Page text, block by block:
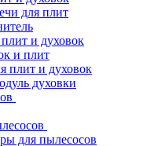
для плит
и духовок
и плит
плит и духовок
духовки
для пылесосов